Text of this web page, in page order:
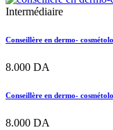
Intermédiaire
Conseillère en dermo-
8.000 DA
Conseillère en dermo-
8.000 DA